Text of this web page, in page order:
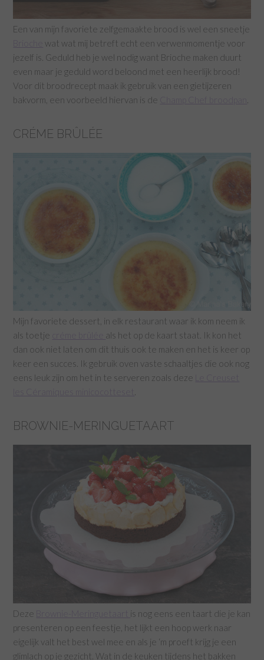
Een van mijn favoriete zelfgemaakte brood is wel een sneetje
wat wat mij betreft echt een verwenmomentje voor
jezelf is. Geduld heb je wel nodig want Brioche maken duurt
even maar je geduld word beloond met een heerlijk brood!
Voor dit broodrecept maak ik gebruik van een gietijzeren
bakvorm, een voorbeeld hiervan is de
CRÉME BRÛLÉE
Mijn favoriete dessert, in elk restaurant waar ik kom neem ik
als toetje
als het op de kaart staat. Ik kon het
dan ook niet laten om dit thuis ook te maken en het is keer op
keer een succes. Ik gebruik oven vaste schaaltjes die ook nog
eens leuk zijn om het in te serveren zoals deze
BROWNIE-MERINGUETAART
Deze Brownie-Meringuetaart is nog eens een taart die je kan
presenteren op een feestje, het lijkt een hoop werk naar
eigelijk valt het best wel mee en als je ‘m proeft krijg je een
glimlach op je gezicht. Wat in de keuken tijdens het bakken